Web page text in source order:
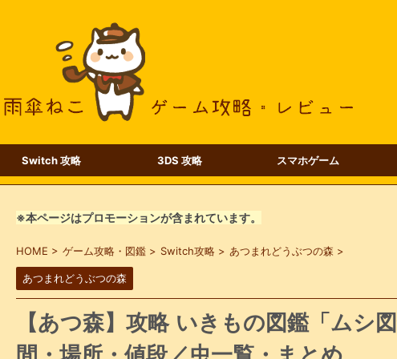
Switch 攻略 3DS 攻略 スマホゲーム
※本ページはプロモーションが含まれています。
HOME > ゲーム攻略・図鑑 > Switch攻略 > あつまれどうぶつの森 >
あつまれどうぶつの森
【あつ森】攻略 いきもの図鑑「ムシ